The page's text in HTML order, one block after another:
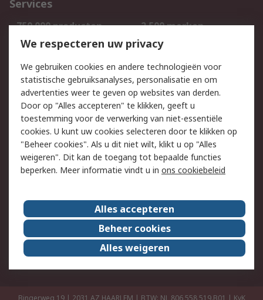
Services
750.000 producten
2.500 merken
Bestellen
Inkoopoplossingen
Track & Trace
Wettelijk
Cookiebeleid
Email veiligheid
Privacybeleid
Websitevoorwaarden
Algemene
verkoopvoorwaarden
Over RS
RS Group
Over ons
RS wereldwijd
Werken bij RS
ESG
We respecteren uw privacy
We gebruiken cookies en andere technologieën voor
statistische gebruiksanalyses, personalisatie en om
advertenties weer te geven op websites van derden.
Door op "Alles accepteren" te klikken, geeft u
toestemming voor de verwerking van niet-essentiële
cookies. U kunt uw cookies selecteren door te klikken op
"Beheer cookies". Als u dit niet wilt, klikt u op "Alles
weigeren". Dit kan de toegang tot bepaalde functies
beperken. Meer informatie vindt u in ons cookiebeleid
Alles accepteren
Beheer cookies
Alles weigeren